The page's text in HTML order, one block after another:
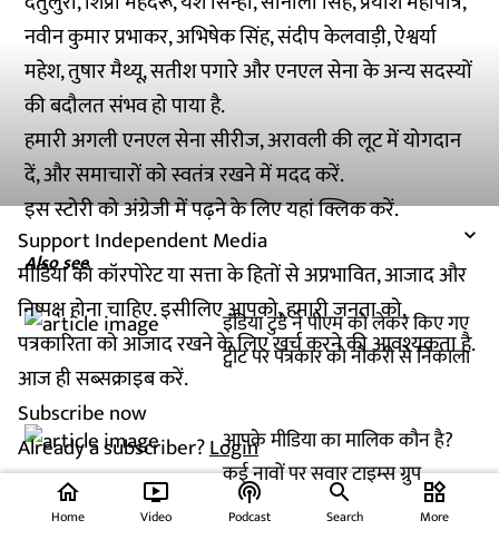
Support Independent Media
मीडिया को कॉरपोरेट या सत्ता के हितों से अप्रभावित, आजाद और
निष्पक्ष होना चाहिए. इसीलिए आपको, हमारी जनता को,
पत्रकारिता को आजाद रखने के लिए खर्च करने की आवश्यकता है.
आज ही सब्सक्राइब करें.
Subscribe now
Already a subscriber?Login
नवीन कुमार प्रभाकर, अभिषेक सिंह, संदीप केलवाड़ी, ऐश्वर्या
महेश, तुषार मैथ्यू, सतीश पगारे और एनएल सेना के अन्य सदस्यों
की बदौलत संभव हो पाया है.
हमारी अगली एनएल सेना सीरीज, अरावली की लूट मेंयोगदान
दें, और समाचारों को स्वतंत्र रखने में मदद करें.
इस स्टोरी को अंग्रेजी में पढ़ने के लिए यहांक्लिककरें.
Also see
इंडिया टुडे ने पीएम को लेकर किए गए
ट्वीट पर पत्रकार को नौकरी से निकाला
आपके मीडिया का मालिक कौन है?
कई नावों पर सवार टाइम्स ग्रुप
home
Home
ondemand_video
Video
podcasts
Podcast Search
widgets
More